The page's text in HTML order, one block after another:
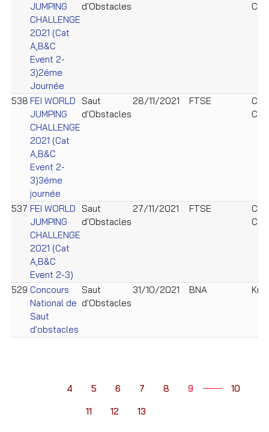
JUMPING
CHALLENGE
2021 (Cat
A,B&C
Event 2-
3)2éme
Journée
d'Obstacles
538 FEI WORLD
JUMPING
CHALLENGE
2021 (Cat
A,B&C
Event 2-
3)3éme
journée
Saut
d'Obstacles
28/11/2021 FTSE
537 FEI WORLD
JUMPING
CHALLENGE
2021 (Cat
A,B&C
Event 2-3)
Saut
d'Obstacles
27/11/2021 FTSE
529 Concours
National de
Saut
d'obstacles
Saut
d'Obstacles
31/10/2021 BNA
4 5 6 7 8 9
10
11
12 13